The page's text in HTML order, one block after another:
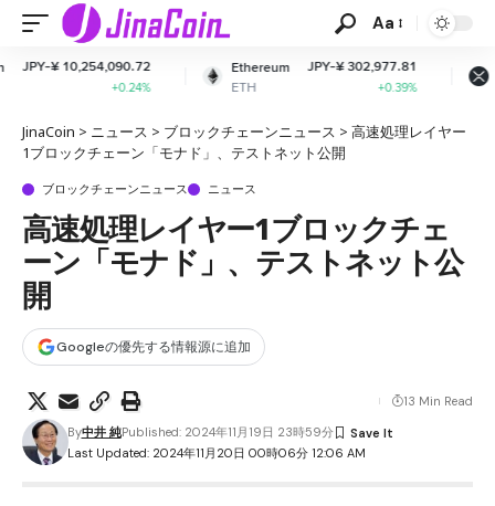
Aa
Ethereum
ETH
JPY-¥ 302,977.81
XRP
XRP
JPY-¥
JinaCoin > ニュース > ブロックチェーンニュース > 高速処理レイヤー
1ブロックチェーン「モナド」、テストネット公開
ブロックチェーンニュース ニュース
高速処理レイヤー1ブロックチェ
ーン「モナド」、テストネット公
開
Googleの優先する情報源に追加
Last Updated: 2024年11月20日 00時06分 12:06 AM
By中井 純Published: 2024年11月19日 23時59分
13 Min Read